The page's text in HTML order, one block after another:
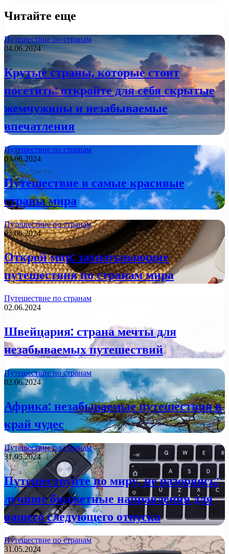
Читайте еще
Путешествие по странам
04.06.2024
Крутые страны, которые стоит
посетить: откройте для себя скрытые
жемчужины и незабываемые
впечатления
Путешествие по странам
03.06.2024
Путешествие в самые красивые
страны мира
Путешествие по странам
03.06.2024
Открой мир: захватывающие
путешествия по странам мира
Путешествие по странам
02.06.2024
Швейцария: страна мечты для
незабываемых путешествий
Путешествие по странам
02.06.2024
Африка: незабываемые путешествия в
край чудес
Путешествие по странам
31.05.2024
Путешествуйте по миру, не разоряясь:
лучшие бюджетные направления для
вашего следующего отпуска
Путешествие по странам
31.05.2024